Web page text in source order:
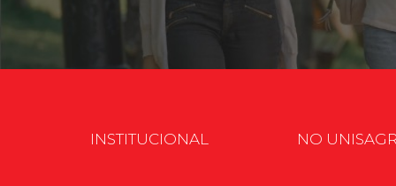
INSTITUCIONAL NO